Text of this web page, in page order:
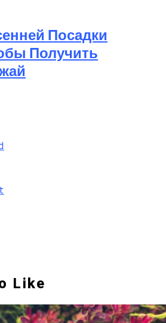
Посадки
Получить
Like